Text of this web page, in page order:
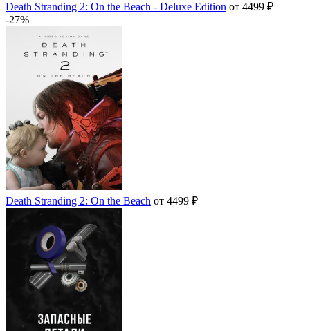
Death Stranding 2: On the Beach - Deluxe Edition от 4499 ₽
-27%
Death Stranding 2: On the Beach от 4499 ₽